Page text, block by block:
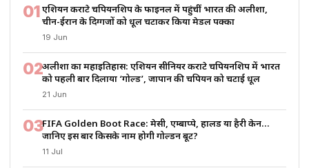
01एशियन कराटे चैंपियनशिप के फाइनल में पहुंचीं भारत की अलीशा,
चीन-ईरान के दिग्गजों को धूल चटाकर किया मेडल पक्का
19 Jun
02अलीशा का महाइतिहास: एशियन सीनियर कराटे चैंपियनशिप में भारत
को पहली बार दिलाया ‘गोल्ड’, जापान की चैंपियन को चटाई धूल
21 Jun
03FIFA Golden Boot Race: मेसी, एम्बाप्पे, हालैंड या हैरी केन…
जानिए इस बार किसके नाम होगी गोल्डन बूट?
11 Jul